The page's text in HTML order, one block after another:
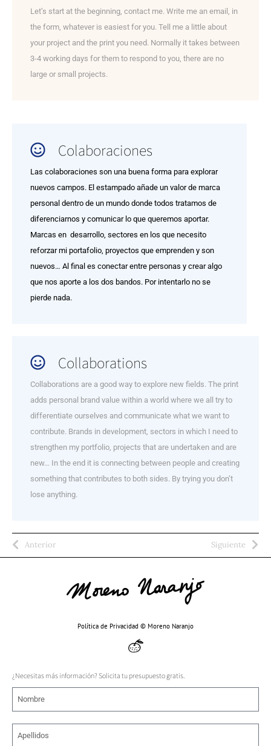
Let’s start at the beginning, contact me. Write me an email, in
the form, whatever is easiest for you. Tell me a little about
your project and the print you need. Normally it takes between
3-4 working days for them to respond to you, there are no
large or small projects.
Colaboraciones
Las colaboraciones son una buena forma para explorar
nuevos campos. El estampado añade un valor de marca
personal dentro de un mundo donde todos tratamos de
diferenciarnos y comunicar lo que queremos aportar.
Marcas en desarrollo, sectores en los que necesito
reforzar mi portafolio, proyectos que emprenden y son
nuevos… Al final es conectar entre personas y crear algo
que nos aporte a los dos bandos. Por intentarlo no se
pierde nada.
Collaborations
Collaborations are a good way to explore new fields. The print
adds personal brand value within a world where we all try to
differentiate ourselves and communicate what we want to
contribute. Brands in development, sectors in which I need to
strengthen my portfolio, projects that are undertaken and are
new… In the end it is connecting between people and creating
something that contributes to both sides. By trying you don’t
lose anything.
Anterior Siguiente
Política de Privacidad © Moreno Naranjo
¿Necesitas más información? Solicita tu presupuesto gratis.